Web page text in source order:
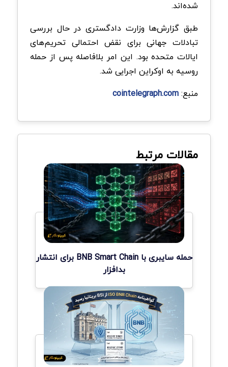
شده‌اند.
طبق گزارش‌ها وزارت دادگستری در حال بررسی
تبادلات جهانی برای نقض احتمالی تحریم‌های
ایالات متحده بود. این امر بلافاصله پس از حمله
روسیه به اوکراین اجرایی شد.
منبع:cointelegraph.com
مقالات مرتبط
حمله سایبری با BNB Smart Chain برای انتشار
بدافزار